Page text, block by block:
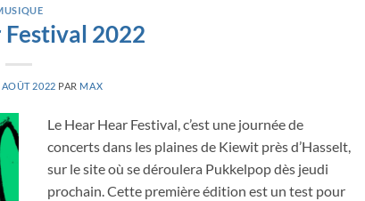
2022
AOÛT 2022 PAR MAX
Le Hear Hear Festival, c’est une journée de
concerts dans les plaines de Kiewit près d’Hasselt,
sur le site où se déroulera Pukkelpop dès jeudi
prochain. Cette première édition est un test pour